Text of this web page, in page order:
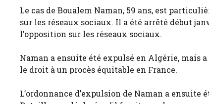
Le cas de Boualem Naman, 59 ans, est
sur les réseaux sociaux. Il a été arrêté début
l’opposition sur les réseaux sociaux.
Naman a ensuite été expulsé en Algérie, mais
le droit à un procès équitable en France.
L’ordonnance d’expulsion de Naman a